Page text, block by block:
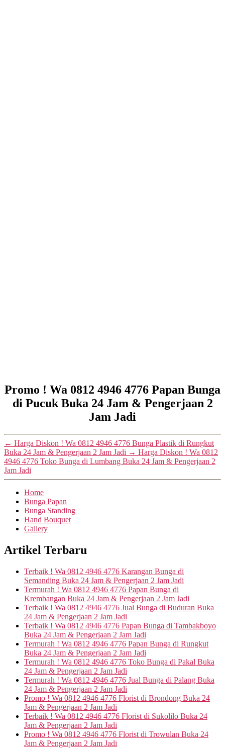
Promo ! Wa 0812 4946 4776 Papan Bunga
di Pucuk Buka 24 Jam & Pengerjaan 2
Jam Jadi
← Harga Diskon ! Wa 0812 4946 4776 Bunga Plastik di Rungkut
Buka 24 Jam & Pengerjaan 2 Jam Jadi → Harga Diskon ! Wa 0812
4946 4776 Toko Bunga di Lumbang Buka 24 Jam & Pengerjaan 2
Jam Jadi
Home
Bunga Papan
Bunga Standing
Hand Bouquet
Gallery
Artikel Terbaru
Terbaik ! Wa 0812 4946 4776 Karangan Bunga di
Semanding Buka 24 Jam & Pengerjaan 2 Jam Jadi
Termurah ! Wa 0812 4946 4776 Papan Bunga di
Krembangan Buka 24 Jam & Pengerjaan 2 Jam Jadi
Terbaik ! Wa 0812 4946 4776 Jual Bunga di Buduran Buka
24 Jam & Pengerjaan 2 Jam Jadi
Terbaik ! Wa 0812 4946 4776 Papan Bunga di Tambakboyo
Buka 24 Jam & Pengerjaan 2 Jam Jadi
Termurah ! Wa 0812 4946 4776 Papan Bunga di Rungkut
Buka 24 Jam & Pengerjaan 2 Jam Jadi
Termurah ! Wa 0812 4946 4776 Toko Bunga di Pakal Buka
24 Jam & Pengerjaan 2 Jam Jadi
Termurah ! Wa 0812 4946 4776 Jual Bunga di Palang Buka
24 Jam & Pengerjaan 2 Jam Jadi
Promo ! Wa 0812 4946 4776 Florist di Brondong Buka 24
Jam & Pengerjaan 2 Jam Jadi
Terbaik ! Wa 0812 4946 4776 Florist di Sukolilo Buka 24
Jam & Pengerjaan 2 Jam Jadi
Promo ! Wa 0812 4946 4776 Florist di Trowulan Buka 24
Jam & Pengerjaan 2 Jam Jadi